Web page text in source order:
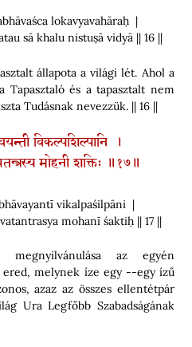
lokavyavahāraḥ |
sā khalu nistuṣā vidyā || 16 ||
állapota a világi lét. Ahol a
és a tapasztalt nem
Tudásnak nevezzük. || 16 ||
विकल्पशिल्पानि ।
मोहनी शक्तिः ॥१७॥
vikalpaśilpāni |
mohanī śaktiḥ || 17 ||
megnyilvánulása az egyén
ered, melynek íze egy --egy ízű
azaz az összes ellentétpár
Ura Legfőbb Szabadságának